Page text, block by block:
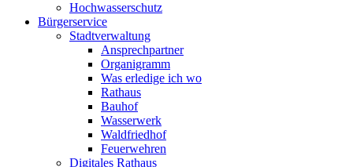
Hochwasserschutz
Bürgerservice
Stadtverwaltung
Ansprechpartner
Organigramm
Was erledige ich wo
Rathaus
Bauhof
Wasserwerk
Waldfriedhof
Feuerwehren
Digitales Rathaus